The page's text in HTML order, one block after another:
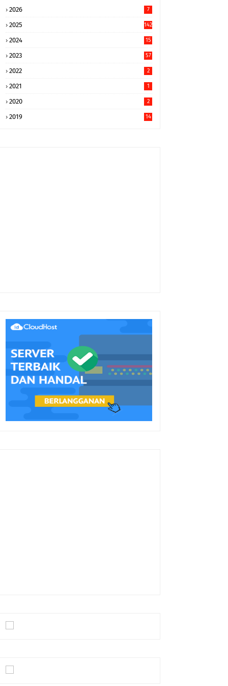
2026 7
2025 142
2024
15
2023 57
2022 2
2021 1
2020 2
2019 14